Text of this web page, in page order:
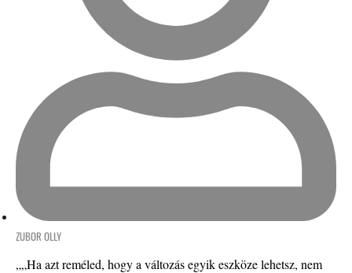
ZUBOR OLLY
„„Ha azt reméled, hogy a változás egyik eszköze lehetsz, nem